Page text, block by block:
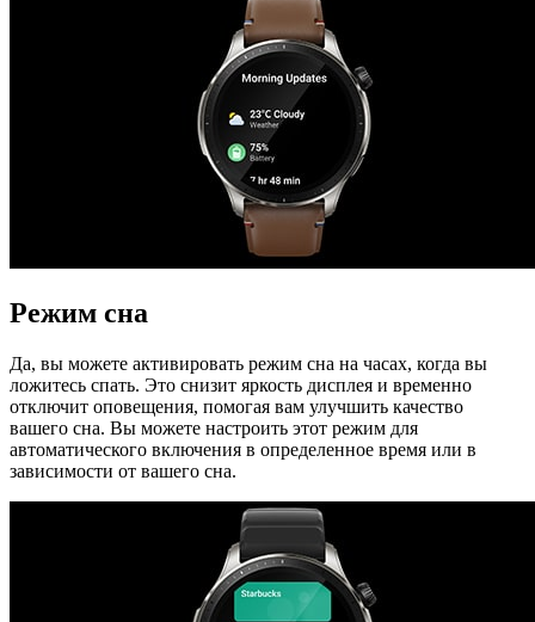
Режим сна
Да, вы можете активировать режим сна на часах, когда вы
ложитесь спать. Это снизит яркость дисплея и временно
отключит оповещения, помогая вам улучшить качество
вашего сна. Вы можете настроить этот режим для
автоматического включения в определенное время или в
зависимости от вашего сна.